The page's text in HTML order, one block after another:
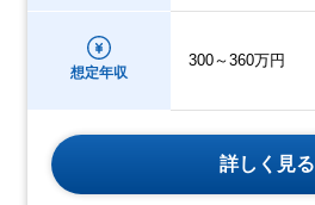
想定年収
300～360万円
詳しく見る